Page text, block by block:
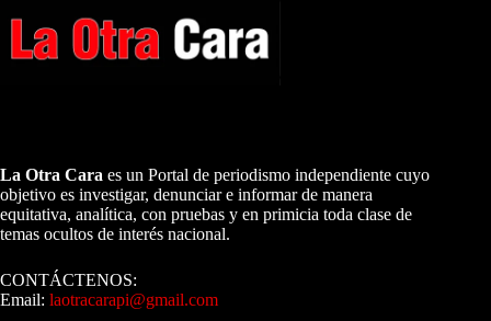
La Otra Cara es un Portal de periodismo independiente cuyo
objetivo es investigar, denunciar e informar de manera
equitativa, analítica, con pruebas y en primicia toda clase de
temas ocultos de interés nacional.
CONTÁCTENOS:
Email: laotracarapi@gmail.com